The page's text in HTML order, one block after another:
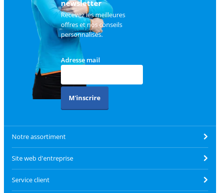
newsletter
Recevez les meilleures
offres et nos conseils
personnalisés.
Adresse mail
M'inscrire
Notre assortiment
Site web d'entreprise
Service client